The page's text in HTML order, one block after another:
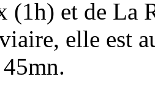
(1h) et de La
elle est